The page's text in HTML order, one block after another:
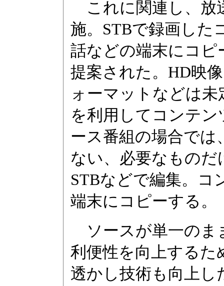
これに関連し、放
施。STBで録画した
話などの端末にコ
提案された。HD映
ォーマットなどは
を利用してコンテ
ース番組の場合では
ない、必要なもの
STBなどで編集。コ
端末にコピーする。
ソースが単一のま
利便性を向上するた
透かし技術も向上し